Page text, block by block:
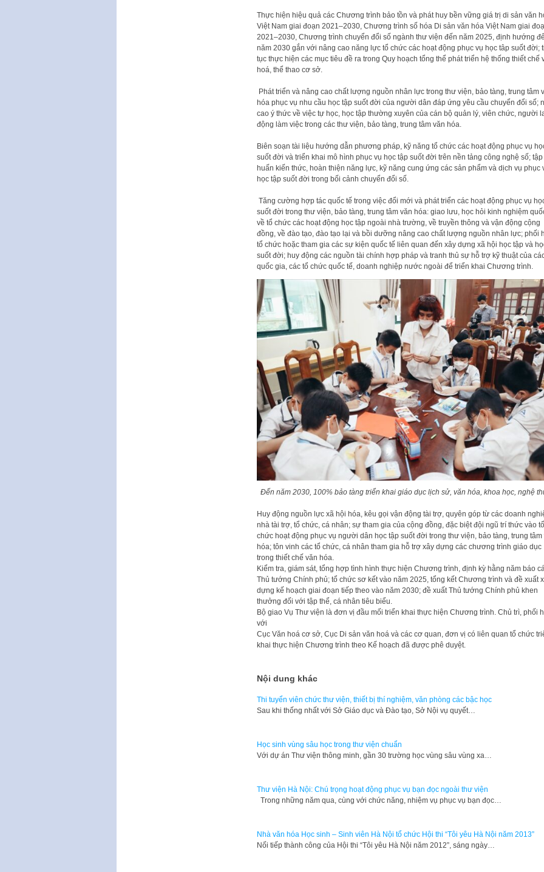
Thực hiện hiệu quả các Chương trình bảo tồn và phát huy bền vững giá trị di sản văn
Việt Nam giai đoạn 2021–2030, Chương trình số hóa Di sản văn hóa Việt Nam giai đoạ
2021–2030, Chương trình chuyển đổi số ngành thư viện đến năm 2025, định hướng đế
năm 2030 gắn với nâng cao năng l ực tổ chức các hoạt động phục vụ học tâp suốt đời; t
tục thực hiện các mục tiêu đề ra trong Quy hoạch tổng thể phát triển hệ thống thiết chế
hoá, thể thao cơ sở.
Phát triển và nâng cao chất lượng nguồn nhân lực trong thư viện, bảo tàng, trung tâm
hóa phục vụ nhu cầu học tập suốt đời của người dân đáp ứng yêu cầu chuyển đổi số;
cao ý thức về việc tự học, học tập thường xuyên của cán bộ quản lý, viên chức, người
động làm việc trong các thư viện, bảo tàng, trung tâm văn hóa.
Biên soạn tài liệu hướng dẫn phương pháp, kỹ năng tổ chức các hoạtđộng phục vụ họ
suốt đời và triển khai mô hình phục vụ học tập suốt đời trên nền tảng công nghệ số; tập
huấn kiến thức, hoàn thiện năng lực, kỹ năng cung ứng các sản phẩm và dịch vụ phục
học tập suốt đời trong bối cảnh chuyển đổi số.
Tăng cường hợp tác quốc tế trong việc đổi mới và phát triển các hoạtđộng phục vụ
suốt đời trong thư viện, bảo tàng, trung tâm văn hóa: giao lưu, học hỏi kinh nghiệm
về tổ chức các hoạt động học tập ngoài nhà trường, về truyền thông và vận động cộng
đồng, về đào tạo, đào tạo lại và bồi dưỡng nâng cao chất lượng nguồn nhân lực; phối
tổ chức hoặc tham gia các sự kiện quốc tế liên quan đến xây dựng xã hội học tập và
suốt đời; huy động các nguồn tài chính hợp pháp và tranh thủ sự hỗ trợ kỹ thuật của
quốc gia, các tổ chức quốc tế, doanh nghiệp nước ngoài để triển khai Chương trình.
Đến năm 2030, 100% bảo tàng triển khai giáo dục lịch sử, văn hóa, khoa học, nghệ
Huy động nguồn l ực xã hội hóa, kêu gọi vận động tài trợ, quyên góp từ các doanh nghi
nhà tài trợ, tổ chức, cá nhân; sự tham gia của cộng đồng, đặc biệt đội ngũ trí thức vào tổ
chức hoạt động phục vụ người dân học tập suốt đời trong thư viện, bảo tàng, trung tâm
hóa; tôn vinh các tổ chức, cá nhân tham gia hỗ trợ xây dựng các chương trình giáo dục
trong thiết chế văn hóa.
Kiểm tra, giám sát, tổng hợp tình hình thực hiện Chương trình, định kỳ hằng năm báo
Thủ tướng Chính phủ; tổ chức sơ kết vào năm 2025, tổng kếtChương trình và đề xuất
dựng kế hoạch giai đoạn tiếp theo vào năm 2030;đề xuất Thủ tướng Chính phủ khen
thưởng đối với tập thể, cá nhân tiêu biểu.
Bộ giao Vụ Thư viện là đơn vị đầu mối triển khai thực hiện Chương trình. Chủ trì, phối h
với
Cục Văn hoá cơ sở, Cục Di sản văn hoá và các cơ quan, đơn vị có liên quan tổ chức tri
khai thực hiện Chương trình theo Kế hoạch đã được phê duyệt.
Nội dung khác
Thi tuyển viên chức thư viện, thiết bị thí nghiệm, văn phòng các bậc học
​Sau khi thống nhất với Sở Giáo dục và Đào tạo, Sở Nội vụ quyết…
Học sinh vùng sâu học trong thư viện chuẩn
​Với dự án Thư viện thông minh, gần 30 trường học vùng sâu vùng xa…
Thư viện Hà Nội: Chú trọng hoạt động phục vụ bạn đọc ngoài thư viện
Trong những năm qua, cùng với chức năng, nhiệm vụ phục vụ bạn đọc…
Nhà văn hóa Học sinh – Sinh viên Hà Nội tổ chức Hội thi “Tôi yêu Hà Nội năm 2013”
​Nối tiếp thành công của Hội thi “Tôi yêu Hà Nội năm 2012”, sáng ngày…